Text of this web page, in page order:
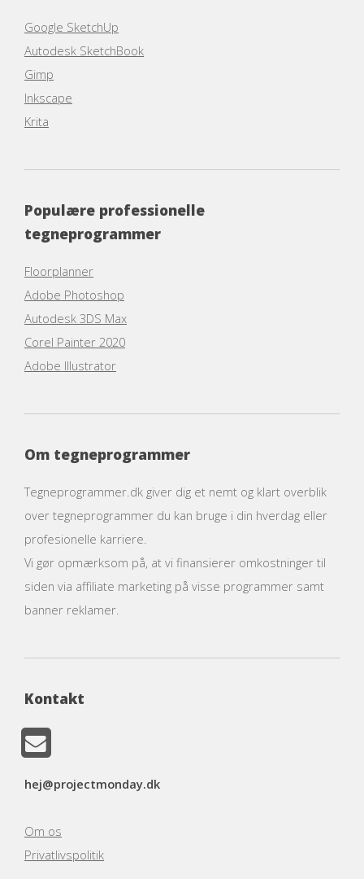
Google SketchUp
Autodesk SketchBook
Gimp
Inkscape
Krita
Populære professionelle
tegneprogrammer
Floorplanner
Adobe Photoshop
Autodesk 3DS Max
Corel Painter 2020
Adobe Illustrator
Om tegneprogrammer
Tegneprogrammer.dk giver dig et nemt og klart overblik
over tegneprogrammer du kan bruge i din hverdag eller
profesionelle karriere.
Vi gør opmærksom på, at vi finansierer omkostninger til
siden via affiliate marketing på visse programmer samt
banner reklamer.
Kontakt
hej@projectmonday.dk
Om os
Privatlivspolitik